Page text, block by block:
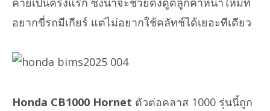
อยากขี่รถมีเกียร์ แต่ไม่อยากใช้คลัทช์ได้เยอะทีเดียว
Honda CB1000 Hornet ตัวต่อคลาส 1000 รุ่นนี้ถูก